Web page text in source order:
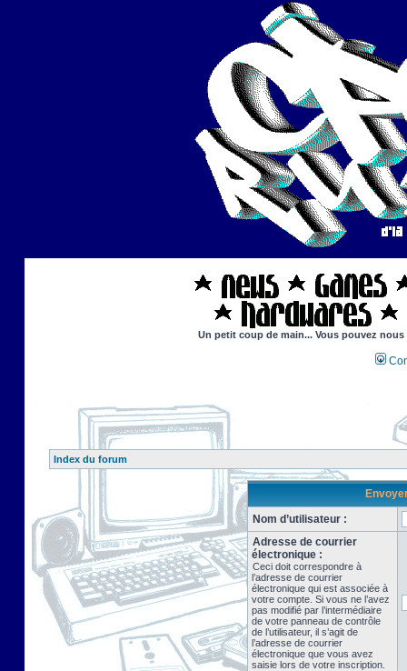
Un petit coup de main... Vous pouvez
Index du forum
Nom d’utilisateur :
Adresse de courrier
électronique :
Ceci doit correspondre à
l’adresse de courrier
électronique qui est associée à
votre compte. Si vous ne l’avez
pas modifié par l’intermédiaire
de votre panneau de contrôle
de l’utilisateur, il s’agit de
l’adresse de courrier
électronique que vous avez
saisie lors de votre inscription.